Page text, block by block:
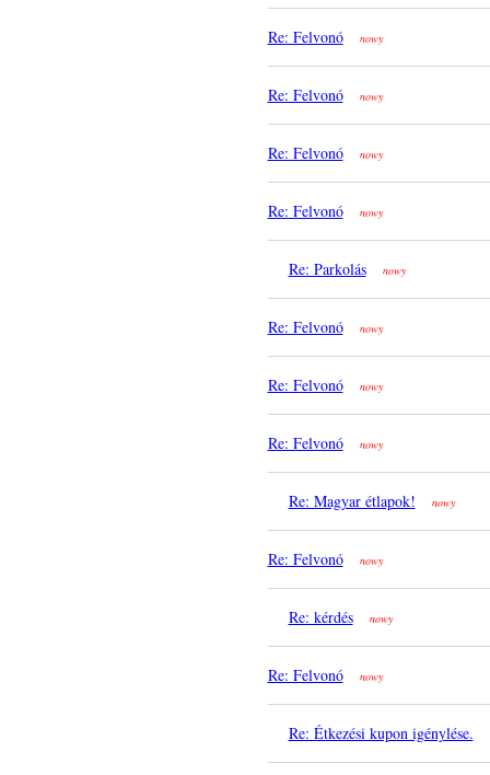
Re: Felvonó nowy
Re: Felvonó nowy
Re: Felvonó nowy
Re: Felvonó nowy
Re: Parkolás nowy
Re: Felvonó nowy
Re: Felvonó nowy
Re: Felvonó nowy
Re: Magyar étlapok! nowy
Re: Felvonó nowy
Re: kérdés nowy
Re: Felvonó nowy
Re: Étkezési kupon igénylése.